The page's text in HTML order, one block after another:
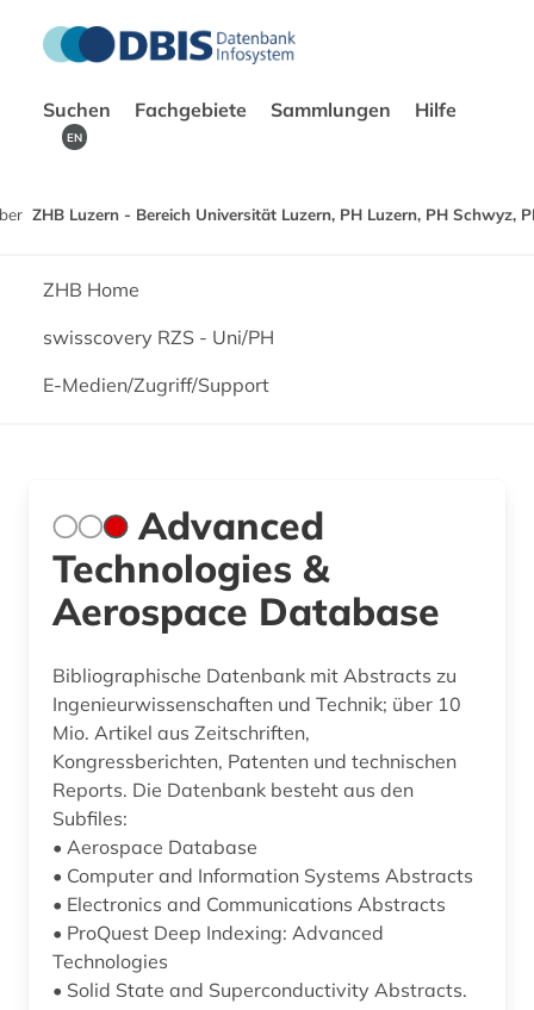
Suchen Fachgebiete Sammlungen Hilfe
EN
ZHB Luzern - Bereich Universität Luzern, PH Luzern, PH Schwyz,
ZHB Home
swisscovery RZS - Uni/PH
E-Medien/Zugriff/Support
Advanced
Technologies &
Aerospace Database
Bibliographische Datenbank mit Abstracts zu
Ingenieurwissenschaften und Technik; über 10
Mio. Artikel aus Zeitschriften,
Kongressberichten, Patenten und technischen
Reports. Die Datenbank besteht aus den
Subfiles:
• Aerospace Database
• Computer and Information Systems Abstracts
• Electronics and Communications Abstracts
• ProQuest Deep Indexing: Advanced
Technologies
• Solid State and Superconductivity Abstracts.